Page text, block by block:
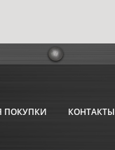
ПОКУПКИ КОНТАКТЫ